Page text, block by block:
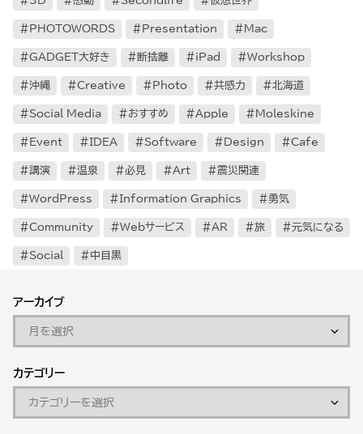
PHOTOWORDS Presentation Mac
GADGET大好き 断捨離 iPad Workshop
沖縄 Creative Photo 共感力 北海道
Social Media おすすめ Apple Moleskine
Event IDEA Software Design Cafe
講演 温泉 必見 Art 震災関連
WordPress Information Graphics 勇気
Community Webサービス AR 旅 元気になる
Social 中目黒
アーカイブ
カテゴリー